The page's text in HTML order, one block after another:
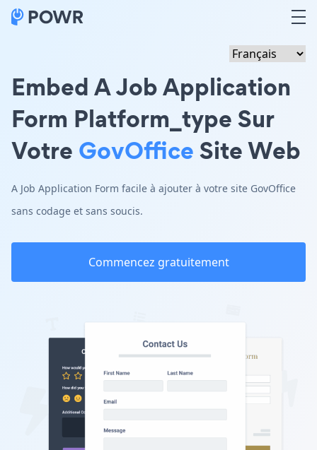
Embed A Job Application
Form Platform_type Sur
Votre GovOfficeSite Web
A Job Application Form facile à ajouter à votre site GovOffice
sans codage et sans soucis.
Commencez gratuitement